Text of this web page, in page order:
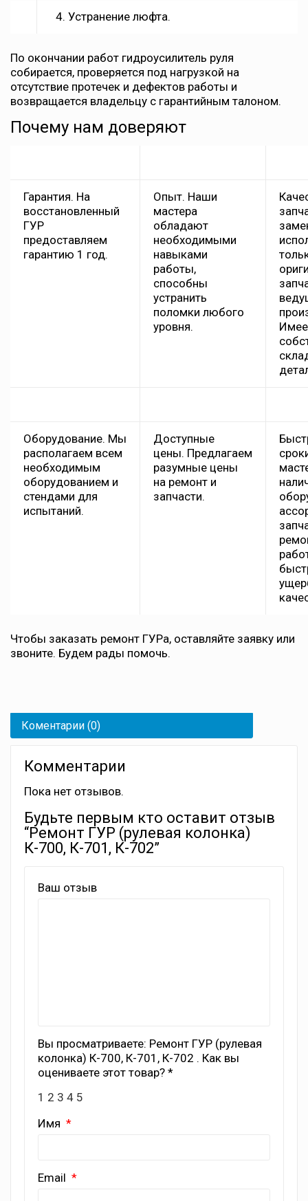
4. Устранение люфта.
По окончании работ гидроусилитель руля
собирается, проверяется под нагрузкой на
отсутствие протечек и дефектов работы и
возвращается владельцу с гарантийным талоном.
Почему нам доверяют
Гарантия. На
восстановленный
ГУР
предоставляем
гарантию 1 год.
Опыт. Наши
мастера
обладают
необходимыми
навыками
работы,
способны
устранить
поломки любого
уровня.
Оборудование. Мы
располагаем всем
необходимым
оборудованием и
стендами для
испытаний.
Доступные
цены. Предлагаем
разумные цены
на ремонт и
запчасти.
Чтобы заказать ремонт ГУРа, оставляйте заявку или
звоните. Будем рады помочь.
Коментарии (0)
Комментарии
Пока нет отзывов.
Будьте первым кто оставит отзыв
“Ремонт ГУР (рулевая колонка)
К-700, К-701, К-702”
Ваш отзыв
Вы просматриваете: Ремонт ГУР (рулевая
колонка) К-700, К-701, К-702 . Как вы
оцениваете этот товар? *
1 2 3 4 5
Имя
Email